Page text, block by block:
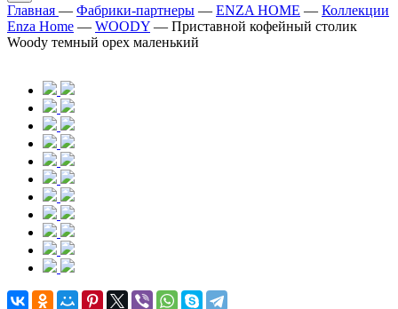
Главная — Фабрики-партнеры — ENZA HOME — Коллекции
Enza Home — WOODY — Приставной кофейный столик
Woody темный орех маленький